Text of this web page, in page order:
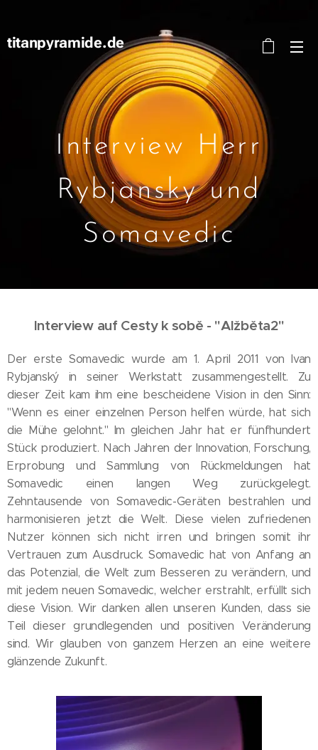
titanpyramide.de
Interview Herr
Rybjansky und
Somavedic
Interview auf Cesty k sobě - "Alžběta2"
Der erste Somavedic wurde am 1. April 2011 von Ivan
Rybjanský in seiner Werkstatt zusammengestellt. Zu
dieser Zeit kam ihm eine bescheidene Vision in den Sinn:
"Wenn es einer einzelnen Person helfen würde, hat sich
die Mühe gelohnt." Im gleichen Jahr hat er fünfhundert
Stück produziert. Nach Jahren der Innovation, Forschung,
Erprobung und Sammlung von Rückmeldungen hat
Somavedic einen langen Weg zurückgelegt.
Zehntausende von Somavedic-Geräten bestrahlen und
harmonisieren jetzt die Welt. Diese vielen zufriedenen
Nutzer können sich nicht irren und bringen somit ihr
Vertrauen zum Ausdruck. Somavedic hat von Anfang an
das Potenzial, die Welt zum Besseren zu verändern, und
mit jedem neuen Somavedic, welcher erstrahlt, erfüllt sich
diese Vision. Wir danken allen unseren Kunden, dass sie
Teil dieser grundlegenden und positiven Veränderung
sind. Wir glauben von ganzem Herzen an eine weitere
glänzende Zukunft.